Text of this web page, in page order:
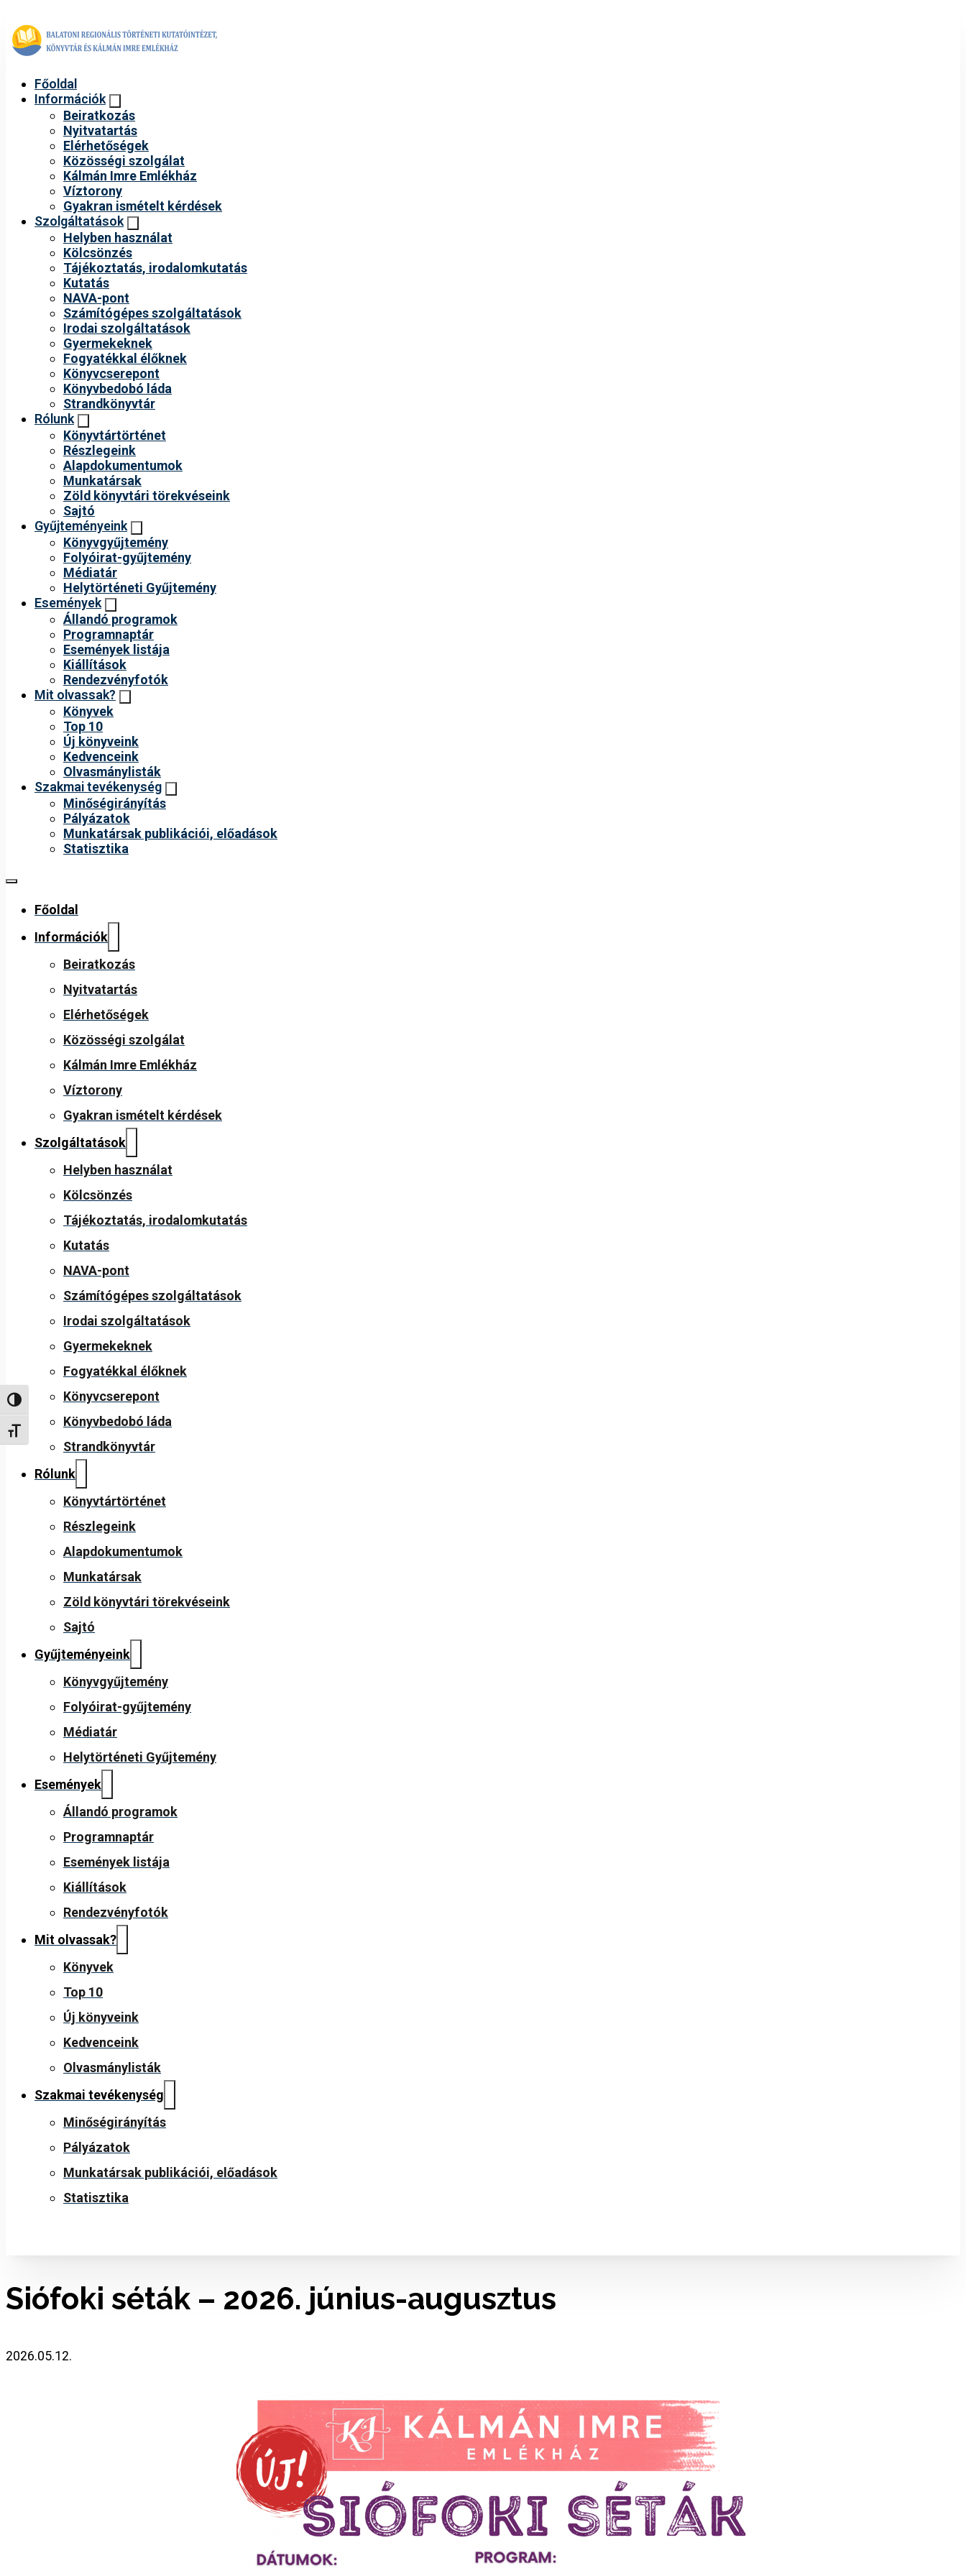
Nagy kontraszt váltása
Betűméret váltása
Főoldal
Információk
Beiratkozás
Nyitvatartás
Elérhetőségek
Közösségi szolgálat
Kálmán Imre Emlékház
Víztorony
Gyakran ismételt kérdések
Szolgáltatások
Helyben használat
Kölcsönzés
Tájékoztatás, irodalomkutatás
Kutatás
NAVA-pont
Számítógépes szolgáltatások
Irodai szolgáltatások
Gyermekeknek
Fogyatékkal élőknek
Könyvcserepont
Könyvbedobó láda
Strandkönyvtár
Rólunk
Könyvtártörténet
Részlegeink
Alapdokumentumok
Munkatársak
Zöld könyvtári törekvéseink
Sajtó
Gyűjteményeink
Könyvgyűjtemény
Folyóirat-gyűjtemény
Médiatár
Helytörténeti Gyűjtemény
Események
Állandó programok
Programnaptár
Események listája
Kiállítások
Rendezvényfotók
Mit olvassak?
Könyvek
Top 10
Új könyveink
Kedvenceink
Olvasmánylisták
Szakmai tevékenység
Minőségirányítás
Pályázatok
Munkatársak publikációi, előadások
Statisztika
Főoldal
Információk
Beiratkozás
Nyitvatartás
Elérhetőségek
Közösségi szolgálat
Kálmán Imre Emlékház
Víztorony
Gyakran ismételt kérdések
Szolgáltatások
Helyben használat
Kölcsönzés
Tájékoztatás, irodalomkutatás
Kutatás
NAVA-pont
Számítógépes szolgáltatások
Irodai szolgáltatások
Gyermekeknek
Fogyatékkal élőknek
Könyvcserepont
Könyvbedobó láda
Strandkönyvtár
Rólunk
Könyvtártörténet
Részlegeink
Alapdokumentumok
Munkatársak
Zöld könyvtári törekvéseink
Sajtó
Gyűjteményeink
Könyvgyűjtemény
Folyóirat-gyűjtemény
Médiatár
Helytörténeti Gyűjtemény
Események
Állandó programok
Programnaptár
Események listája
Kiállítások
Rendezvényfotók
Mit olvassak?
Könyvek
Top 10
Új könyveink
Kedvenceink
Olvasmánylisták
Szakmai tevékenység
Minőségirányítás
Pályázatok
Munkatársak publikációi, előadások
Statisztika
Siófoki séták – 2026. június-augusztus
2026.05.12.